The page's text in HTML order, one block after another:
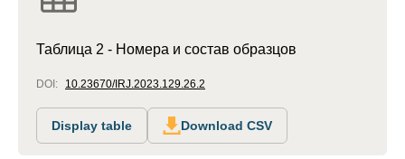
Таблица 2 - Номера и состав образцов
DOI: 10.23670/IRJ.2023.129.26.2
Display table Download CSV